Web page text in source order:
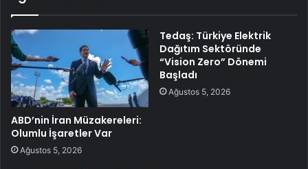
ABD’nin İran Müzakereleri:
Olumlu İşaretler Var
Ağustos 5, 2026
Tedaş: Türkiye Elektrik
Dağıtım Sektöründe
“Vision Zero” Dönemi
Başladı
Ağustos 5, 2026